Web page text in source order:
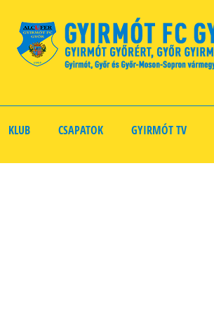
KLUB CSAPATOK GYIRMÓT TV